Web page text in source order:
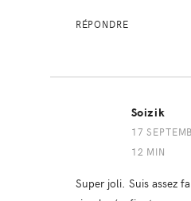
RÉPONDRE
Soizik
17
12 MIN
Super joli. Suis assez